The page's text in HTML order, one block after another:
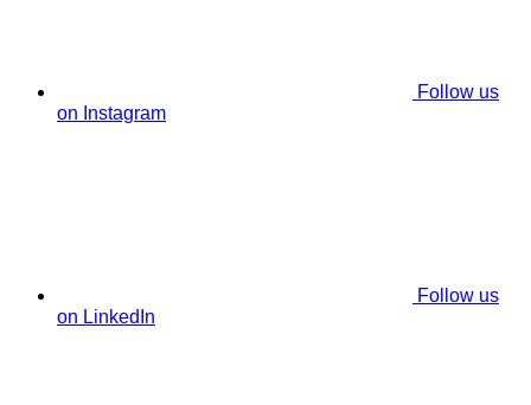
Follow us
on Instagram
Follow us
on LinkedIn